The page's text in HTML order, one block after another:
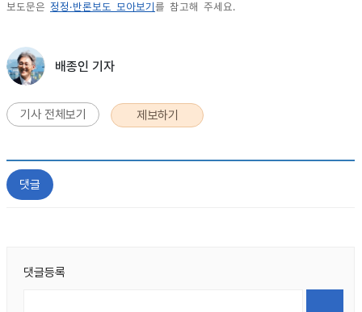
보도문은 정정·반론보도 모아보기 를 참고해 주세요.
배종인 기자
기사 전체보기 제보하기
댓글
댓글등록